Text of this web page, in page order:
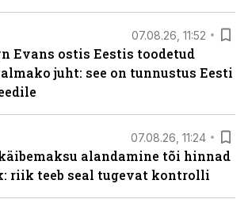
07.08.26, 11:52
Evans ostis Eestis toodetud
juht: see on tunnustus Eesti
07.08.26, 11:24
alandamine tõi hinnad
riik teeb seal tugevat kontrolli